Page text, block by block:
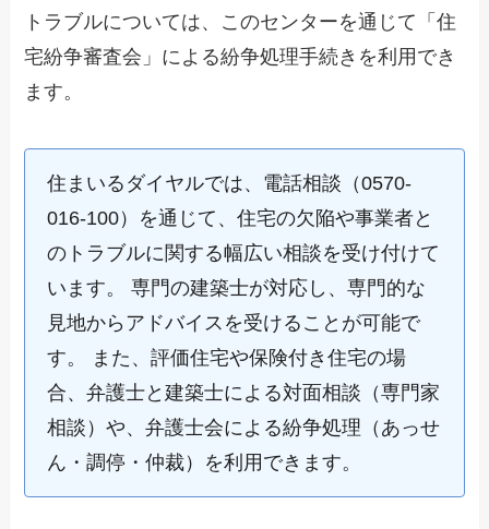
トラブルについては、このセンターを通じて「住
宅紛争審査会」による紛争処理手続きを利用でき
ます。
住まいるダイヤルでは、電話相談（0570-
016-100）を通じて、住宅の欠陥や事業者と
のトラブルに関する幅広い相談を受け付けて
います。 専門の建築士が対応し、専門的な
見地からアドバイスを受けることが可能で
す。 また、評価住宅や保険付き住宅の場
合、弁護士と建築士による対面相談（専門家
相談）や、弁護士会による紛争処理（あっせ
ん・調停・仲裁）を利用できます。